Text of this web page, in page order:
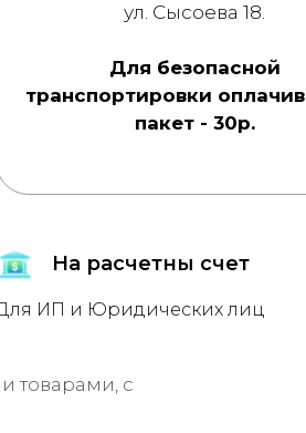
ул. Сысоева 18.
Для безопасной
транспортировки
пакет - 30р.
На расчетны счет
ИП и Юридических лиц
товарами, с